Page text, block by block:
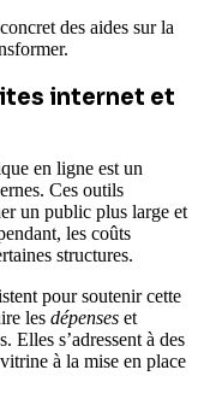
des aides sur la
internet et
en ligne est un
Ces outils
un public plus large et
les coûts
structures.
pour soutenir cette
les dépenses et
Elles s’adressent à des
à la mise en place